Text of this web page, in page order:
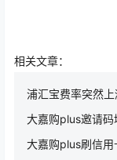
相关文章：
浦汇宝费率突然
大嘉购plus邀请
大嘉购plus刷信